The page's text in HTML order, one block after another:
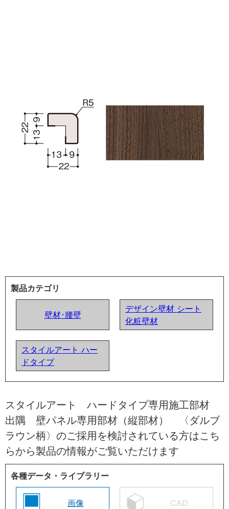
製品カテゴリ
壁材･腰壁
デザイン壁材 シート
化粧壁材
スタイルアート ハー
ドタイプ
スタイルアート ハードタイプ専用施工部材
出隅 壁パネル専用部材（縦部材） 〈ダルブ
ラウン柄〉のご採用を検討されている方はこち
らから製品の情報がご覧いただけます
各種データ・ライブラリー
画像 CAD